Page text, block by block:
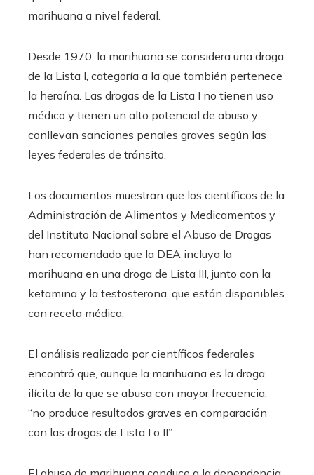
marihuana a nivel federal.
Desde 1970, la marihuana se considera una droga
de la Lista I, categoría a la que también pertenece
la heroína. Las drogas de la Lista I no tienen uso
médico y tienen un alto potencial de abuso y
conllevan sanciones penales graves según las
leyes federales de tránsito.
Los documentos muestran que los científicos de la
Administración de Alimentos y Medicamentos y
del Instituto Nacional sobre el Abuso de Drogas
han recomendado que la DEA incluya la
marihuana en una droga de Lista III, junto con la
ketamina y la testosterona, que están disponibles
con receta médica.
El análisis realizado por científicos federales
encontró que, aunque la marihuana es la droga
ilícita de la que se abusa con mayor frecuencia,
“no produce resultados graves en comparación
con las drogas de Lista I o II”.